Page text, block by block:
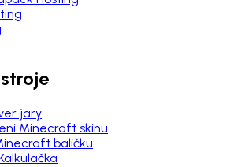
jary
Minecraft skinu
balíčku